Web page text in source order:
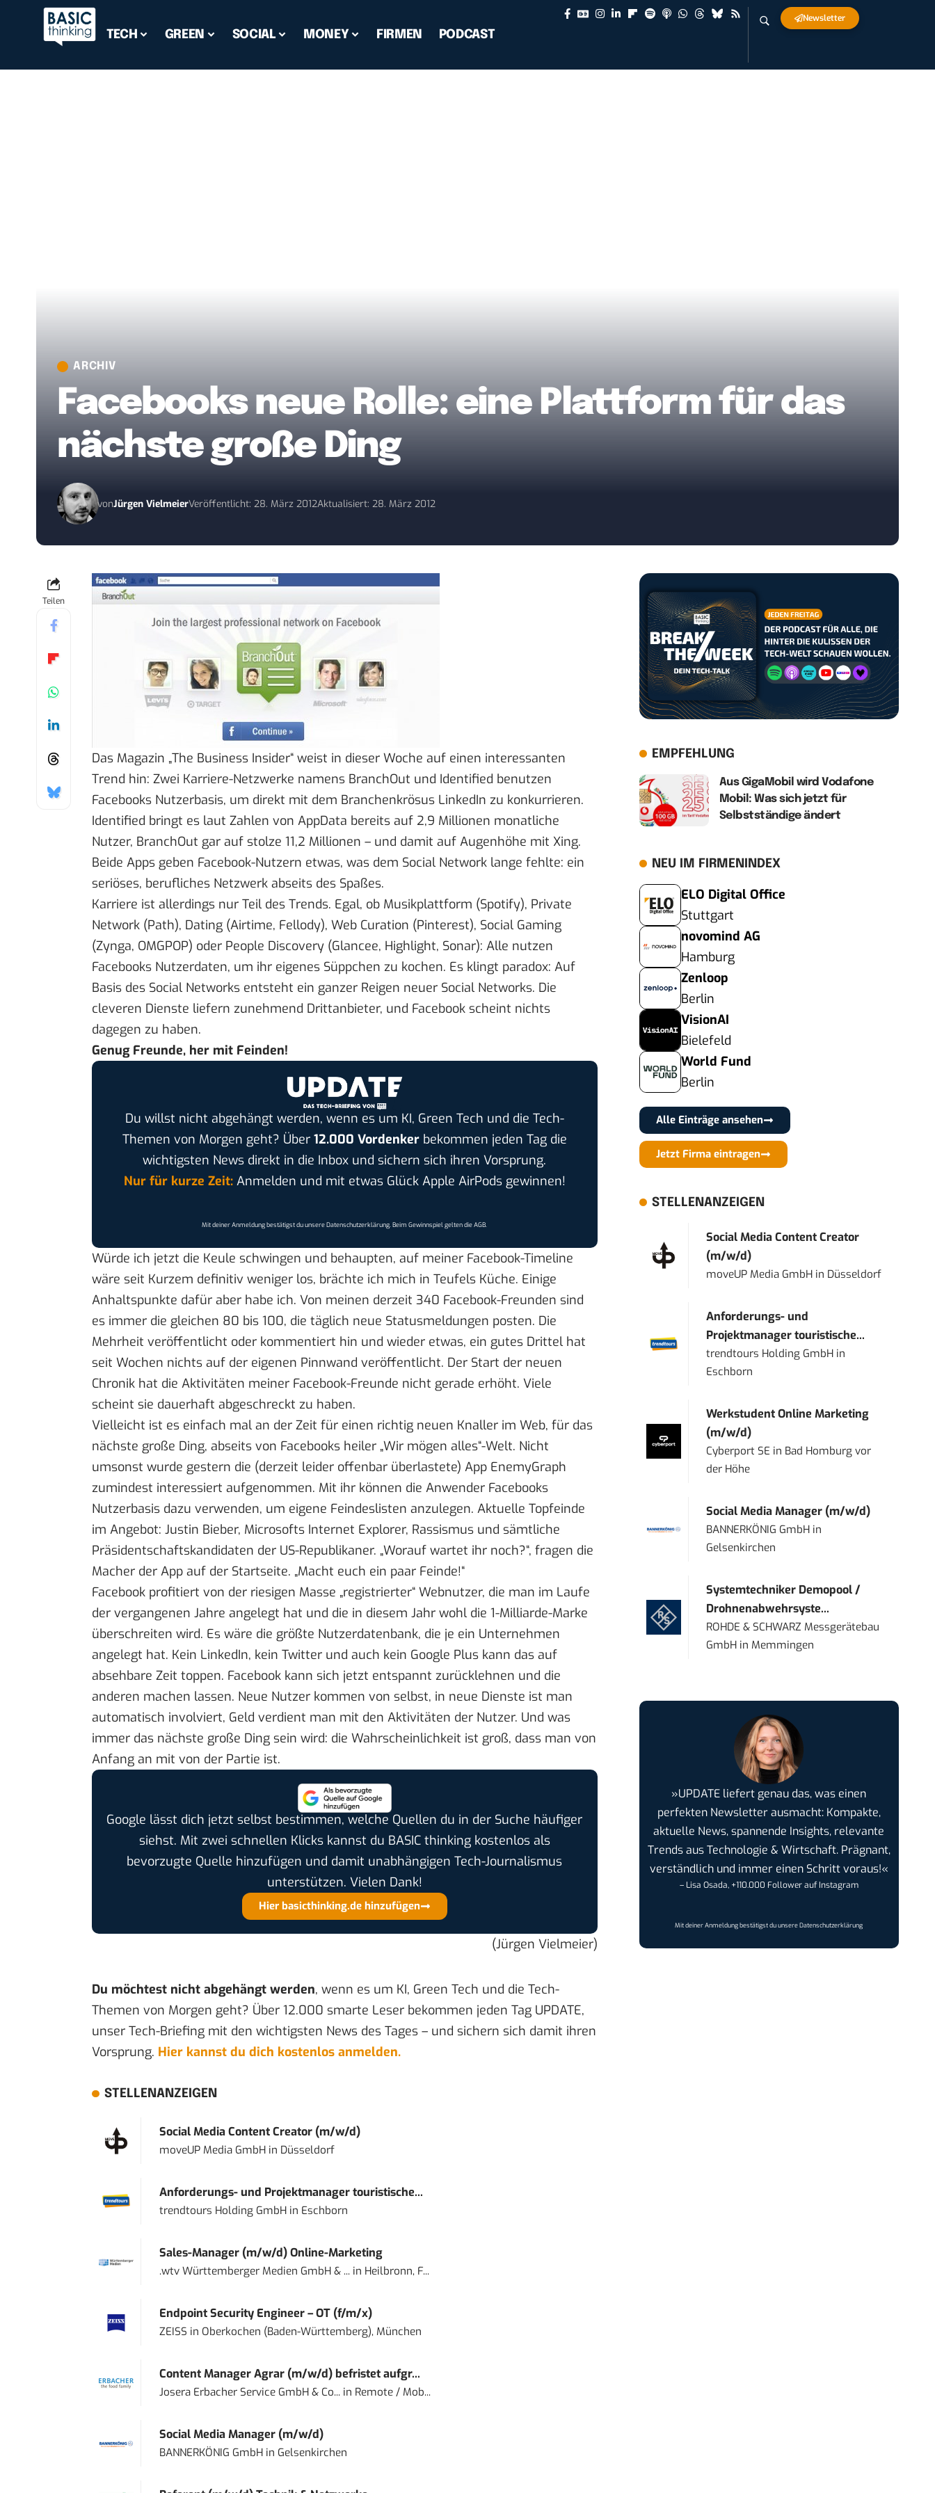
TECH GREEN SOCIAL MONEY FIRMEN PODCAST
Newsletter
ARCHIV
Facebooks neue Rolle: eine Plattform für das
nächste große Ding
vonJürgen VielmeierVeröffentlicht: 28. März 2012Aktualisiert: 28. März 2012
Teilen
Das Magazin „The Business Insider“ weist in dieser Woche auf einen interessanten
Trend hin: Zwei Karriere-Netzwerke namens BranchOut und Identified benutzen
Facebooks Nutzerbasis, um direkt mit dem Branchenkrösus LinkedIn zu konkurrieren.
Identified bringt es laut Zahlen von AppData bereits auf 2,9 Millionen monatliche
Nutzer, BranchOut gar auf stolze 11,2 Millionen – und damit auf Augenhöhe mit Xing.
Beide Apps geben Facebook-Nutzern etwas, was dem Social Network lange fehlte: ein
seriöses, berufliches Netzwerk abseits des Spaßes.
Karriere ist allerdings nur Teil des Trends. Egal, ob Musikplattform (Spotify), Private
Network (Path), Dating (Airtime, Fellody), Web Curation (Pinterest), Social Gaming
(Zynga, OMGPOP) oder People Discovery (Glancee, Highlight, Sonar): Alle nutzen
Facebooks Nutzerdaten, um ihr eigenes Süppchen zu kochen. Es klingt paradox: Auf
Basis des Social Networks entsteht ein ganzer Reigen neuer Social Networks. Die
cleveren Dienste liefern zunehmend Drittanbieter, und Facebook scheint nichts
dagegen zu haben.
Genug Freunde, her mit Feinden!
Du willst nicht abgehängt werden, wenn es um KI, Green Tech und die Tech-
Themen von Morgen geht? Über 12.000 Vordenkerbekommen jeden Tag die
wichtigsten News direkt in die Inbox und sichern sich ihren Vorsprung.
Nur für kurze Zeit:Anmelden und mit etwas Glück Apple AirPods gewinnen!
Mit deiner Anmeldung bestätigst du unsereDatenschutzerklärung. Beim Gewinnspiel gelten dieAGB.
Würde ich jetzt die Keule schwingen und behaupten, auf meiner Facebook-Timeline
wäre seit Kurzem definitiv weniger los, brächte ich mich in Teufels Küche. Einige
Anhaltspunkte dafür aber habe ich. Von meinen derzeit 340 Facebook-Freunden sind
es immer die gleichen 80 bis 100, die täglich neue Statusmeldungen posten. Die
Mehrheit veröffentlicht oder kommentiert hin und wieder etwas, ein gutes Drittel hat
seit Wochen nichts auf der eigenen Pinnwand veröffentlicht. Der Start der neuen
Chronik hat die Aktivitäten meiner Facebook-Freunde nicht gerade erhöht. Viele
scheint sie dauerhaft abgeschreckt zu haben.
Vielleicht ist es einfach mal an der Zeit für einen richtig neuen Knaller im Web, für das
nächste große Ding, abseits von Facebooks heiler „Wir mögen alles“-Welt. Nicht
umsonst wurde gestern die (derzeit leider offenbar überlastete) App EnemyGraph
zumindest interessiert aufgenommen. Mit ihr können die Anwender Facebooks
Nutzerbasis dazu verwenden, um eigene Feindeslisten anzulegen. Aktuelle Topfeinde
im Angebot: Justin Bieber, Microsofts Internet Explorer, Rassismus und sämtliche
Präsidentschaftskandidaten der US-Republikaner. „Worauf wartet ihr noch?“, fragen die
Macher der App auf der Startseite. „Macht euch ein paar Feinde!“
Facebook profitiert von der riesigen Masse „registrierter“ Webnutzer, die man im Laufe
der vergangenen Jahre angelegt hat und die in diesem Jahr wohl die 1-Milliarde-Marke
überschreiten wird. Es wäre die größte Nutzerdatenbank, die je ein Unternehmen
angelegt hat. Kein LinkedIn, kein Twitter und auch kein Google Plus kann das auf
absehbare Zeit toppen. Facebook kann sich jetzt entspannt zurücklehnen und die
anderen machen lassen. Neue Nutzer kommen von selbst, in neue Dienste ist man
automatisch involviert, Geld verdient man mit den Aktivitäten der Nutzer. Und was
immer das nächste große Ding sein wird: die Wahrscheinlichkeit ist groß, dass man von
Anfang an mit von der Partie ist.
Google lässt dich jetzt selbst bestimmen, welche Quellen du in der Suche häufiger
siehst. Mit zwei schnellen Klicks kannst du BASIC thinking kostenlos als
bevorzugte Quelle hinzufügen und damit unabhängigen Tech-Journalismus
unterstützen. Vielen Dank!
Hier basicthinking.de hinzufügen
(Jürgen Vielmeier)
Du möchtest nicht abgehängt werden, wenn es um KI, Green Tech und die Tech-
Themen von Morgen geht? Über 12.000 smarte Leser bekommen jeden Tag UPDATE,
unser Tech-Briefing mit den wichtigsten News des Tages – und sichern sich damit ihren
Vorsprung. Hier kannst du dich kostenlos anmelden.
STELLENANZEIGEN
Social Media Content Creator (m/w/d)
moveUP Media GmbHin Düsseldorf
Anforderungs- und Projektmanager touristische...
trendtours Holding GmbHin Eschborn
Sales-Manager (m/w/d) Online-Marketing
.wtv Württemberger Medien GmbH & ...in Heilbronn, F...
Endpoint Security Engineer – OT (f/m/x)
ZEISS in Oberkochen (Baden-Württemberg), München
Content Manager Agrar (m/w/d) befristet aufgr...
Josera Erbacher Service GmbH & Co...in Remote / Mob...
Social Media Manager (m/w/d)
BANNERKÖNIG GmbHin Gelsenkirchen
EMPFEHLUNG
Aus GigaMobil wird Vodafone
Mobil: Was sich jetzt für
Selbstständige ändert
NEU IM FIRMENINDEX
ELO Digital Office
Stuttgart
novomind AG
Hamburg
Zenloop
Berlin
VisionAI
Bielefeld
World Fund
Berlin
Alle Einträge ansehen
Jetzt Firma eintragen
STELLENANZEIGEN
Social Media Content Creator
(m/w/d)
moveUP Media GmbH in Düsseldorf
Anforderungs- und
Projektmanager touristische...
trendtours Holding GmbH in
Eschborn
Werkstudent Online Marketing
(m/w/d)
Cyberport SE in Bad Homburg vor
der Höhe
Social Media Manager (m/w/d)
BANNERKÖNIG GmbH in
Gelsenkirchen
Systemtechniker Demopool /
Drohnenabwehrsyste...
ROHDE & SCHWARZ Messgerätebau
GmbH in Memmingen
»UPDATE liefert genau das, was einen
perfekten Newsletter ausmacht: Kompakte,
aktuelle News, spannende Insights, relevante
Trends aus Technologie & Wirtschaft. Prägnant,
verständlich und immer einen Schritt voraus!«
– Lisa Osada, +110.000 Follower auf Instagram
Mit deiner Anmeldung bestätigst du unsereDatenschutzerklärung